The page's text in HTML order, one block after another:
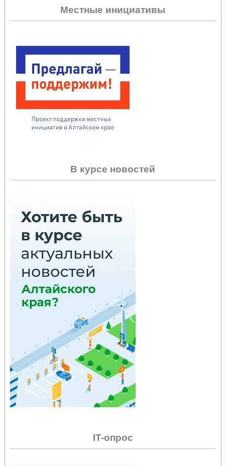
Местные инициативы
В курсе новостей
IT-опрос